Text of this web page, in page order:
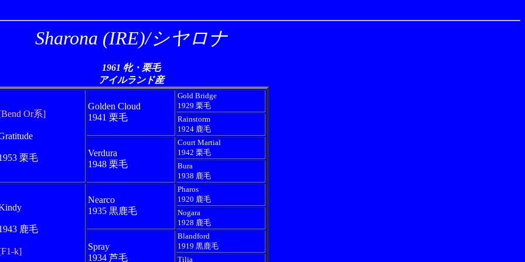
Sharona (IRE)/シヤロナ
1961 牝・栗毛
アイルランド産
Or系]
栗毛
Golden Cloud
1941 栗毛
Gold Bridge
1929 栗毛
Rainstorm
1924 鹿毛
Verdura
1948 栗毛
Court Martial
1942 栗毛
Bura
1938 鹿毛
鹿毛
k]
Nearco
1935 黒鹿毛
Pharos
1920 鹿毛
Nogara
1928 鹿毛
Spray
1934 芦毛
Blandford
1919 黒鹿毛
Tilia